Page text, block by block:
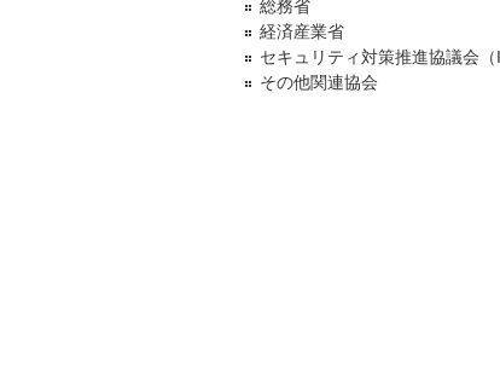
総務省
経済産業省
セキュリティ対策推進協議会（
その他関連協会